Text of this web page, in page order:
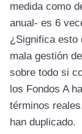
medida como
anual- es 6
¿Significa esto
mala gestión
sobre todo si
los Fondos A
términos
han duplicado.